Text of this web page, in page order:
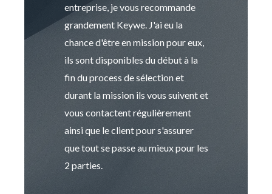
entreprise, je vous recommande
grandement Keywe. J'ai eu la
chance d'être en mission pour eux,
ils sont disponibles du début à la
fin du process de sélection et
durant la mission ils vous suivent et
vous contactent régulièrement
ainsi que le client pour s'assurer
que tout se passe au mieux pour les
2 parties.